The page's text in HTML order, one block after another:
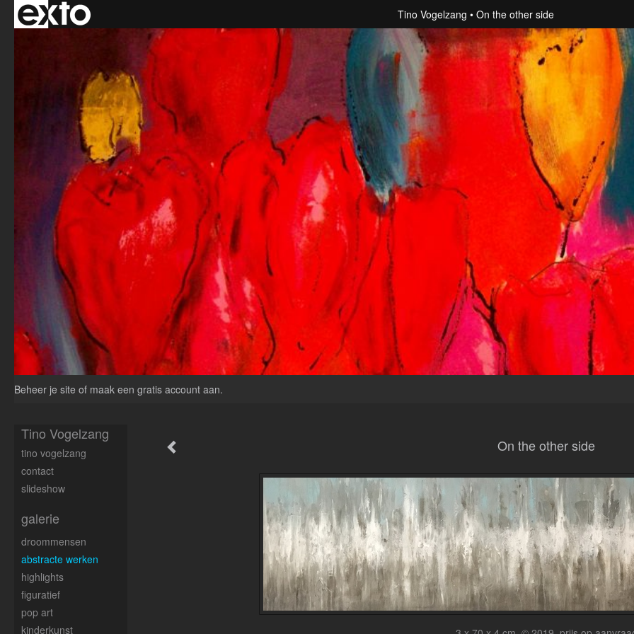
Tino Vogelzang On the other side
Beheer je site of maak een gratis account aan.
On the other side
Tino Vogelzang
tino vogelzang
contact
slideshow
galerie
droommensen
abstracte werken
highlights
figuratief
pop art
kinderkunst